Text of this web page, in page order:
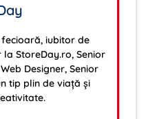
iubitor de
StoreDay.ro, Senior
Designer, Senior
tip plin de viață și